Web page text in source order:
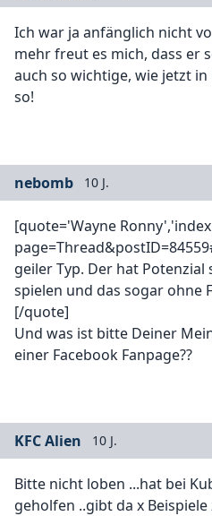
Ich war ja anfänglich nicht
mehr freut es mich, dass er
auch so wichtige, wie jetzt
so!
nebomb 10 J.
[quote='Wayne
geiler Typ. Der hat Potenzial
spielen und das sogar ohne
[/quote]
Und was ist bitte Deiner
einer Facebook Fanpage??
KFC Alien 10 J.
Bitte nicht loben ...hat bei
geholfen ..gibt da x